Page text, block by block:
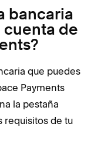
bancaria
cuenta de
que puedes
Payments
la pestaña
requisitos de tu